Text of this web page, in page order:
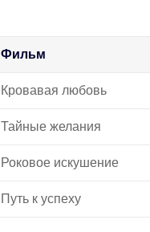
Фильм
Кровавая любовь
Тайные желания
Роковое искушение
Путь к успеху